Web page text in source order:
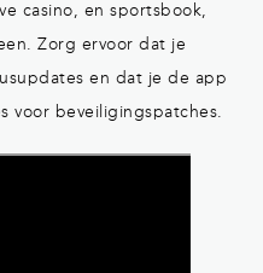
casino, en sportsbook,
Zorg ervoor dat je
en dat je de app
voor beveiligingspatches.